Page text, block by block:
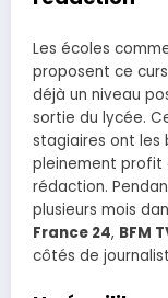
Les écoles comme
proposent ce
déjà un niveau
sortie du lycée.
stagiaires ont les
pleinement profit
rédaction.
plusieurs mois
France 24, BFM
côtés de